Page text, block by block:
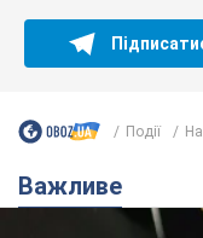
Події
Важливе